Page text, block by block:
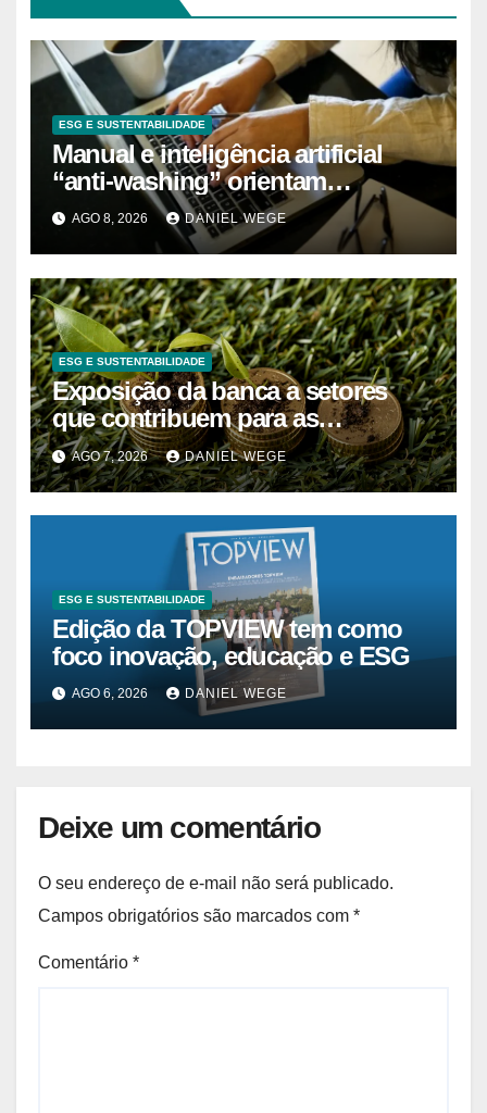
ESG E SUSTENTABILIDADE
Manual e inteligência artificial
“anti-washing” orientam
empresas
AGO 8, 2026 DANIEL WEGE
ESG E SUSTENTABILIDADE
Exposição da banca a setores
que contribuem para as
alterações climáticas mantém-se
nos 62%
AGO 7, 2026 DANIEL WEGE
ESG E SUSTENTABILIDADE
Edição da TOPVIEW tem como
foco inovação, educação e ESG
AGO 6, 2026 DANIEL WEGE
Deixe um comentário
O seu endereço de e-mail não será publicado.
Campos obrigatórios são marcados com *
Comentário *